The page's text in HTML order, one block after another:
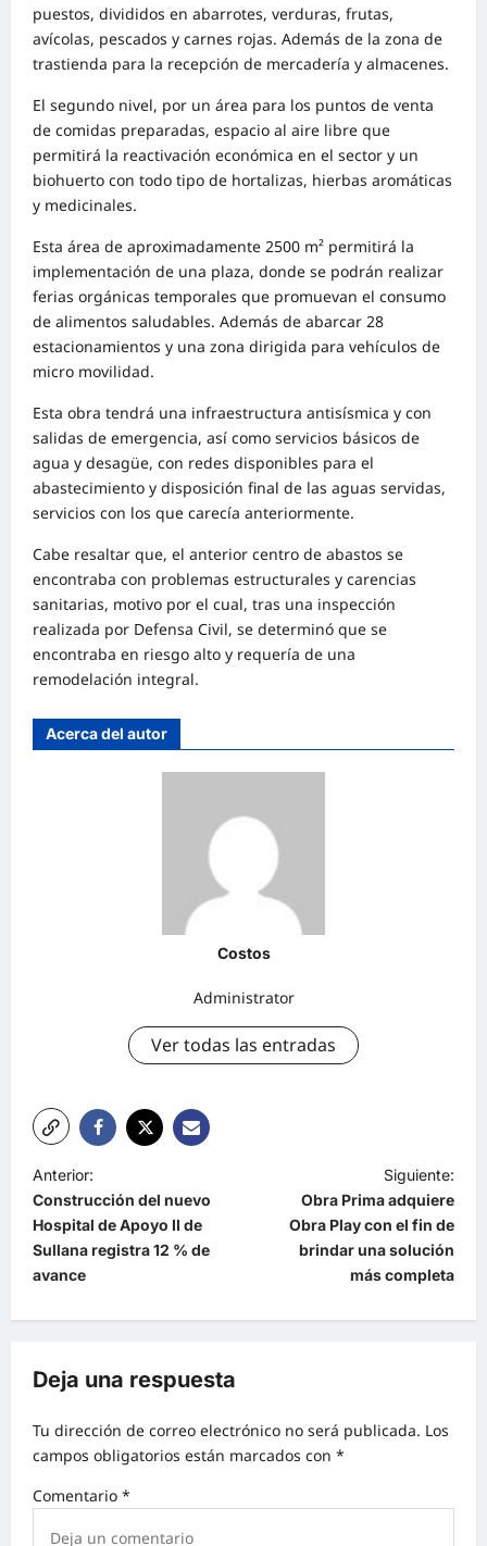
puestos, divididos en abarrotes, verduras, frutas,
avícolas, pescados y carnes rojas. Además de la zona de
trastienda para la recepción de mercadería y almacenes.
El segundo nivel, por un área para los puntos de venta
de comidas preparadas, espacio al aire libre que
permitirá la reactivación económica en el sector y un
biohuerto con todo tipo de hortalizas, hierbas aromáticas
y medicinales.
Esta área de aproximadamente 2500 m² permitirá la
implementación de una plaza, donde se podrán realizar
ferias orgánicas temporales que promuevan el consumo
de alimentos saludables. Además de abarcar 28
estacionamientos y una zona dirigida para vehículos de
micro movilidad.
Esta obra tendrá una infraestructura antisísmica y con
salidas de emergencia, así como servicios básicos de
agua y desagüe, con redes disponibles para el
abastecimiento y disposición final de las aguas servidas,
servicios con los que carecía anteriormente.
Cabe resaltar que, el anterior centro de abastos se
encontraba con problemas estructurales y carencias
sanitarias, motivo por el cual, tras una inspección
realizada por Defensa Civil, se determinó que se
encontraba en riesgo alto y requería de una
remodelación integral.
Acerca del autor
Costos
Administrator
Ver todas las entradas
Anterior:
Construcción del nuevo
Hospital de Apoyo II de
Sullana registra 12 % de
avance
Siguiente:
Obra Prima adquiere
Obra Play con el fin de
brindar una solución
más completa
Deja una respuesta
Tu dirección de correo electrónico no será publicada. Los
campos obligatorios están marcados con *
Comentario *